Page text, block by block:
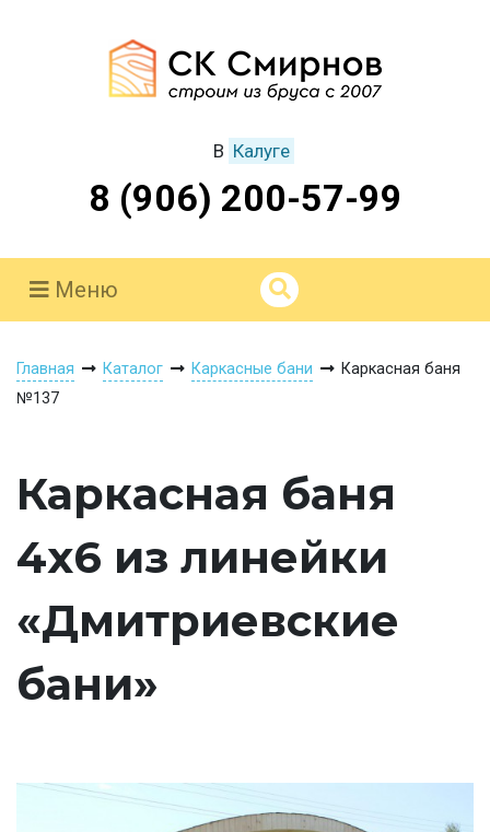
В Калуге
8 (906) 200-57-99
Меню
Главная Каталог Каркасные бани
Каркасная баня
№137
Каркасная баня
4х6 из линейки
«Дмитриевские
бани»